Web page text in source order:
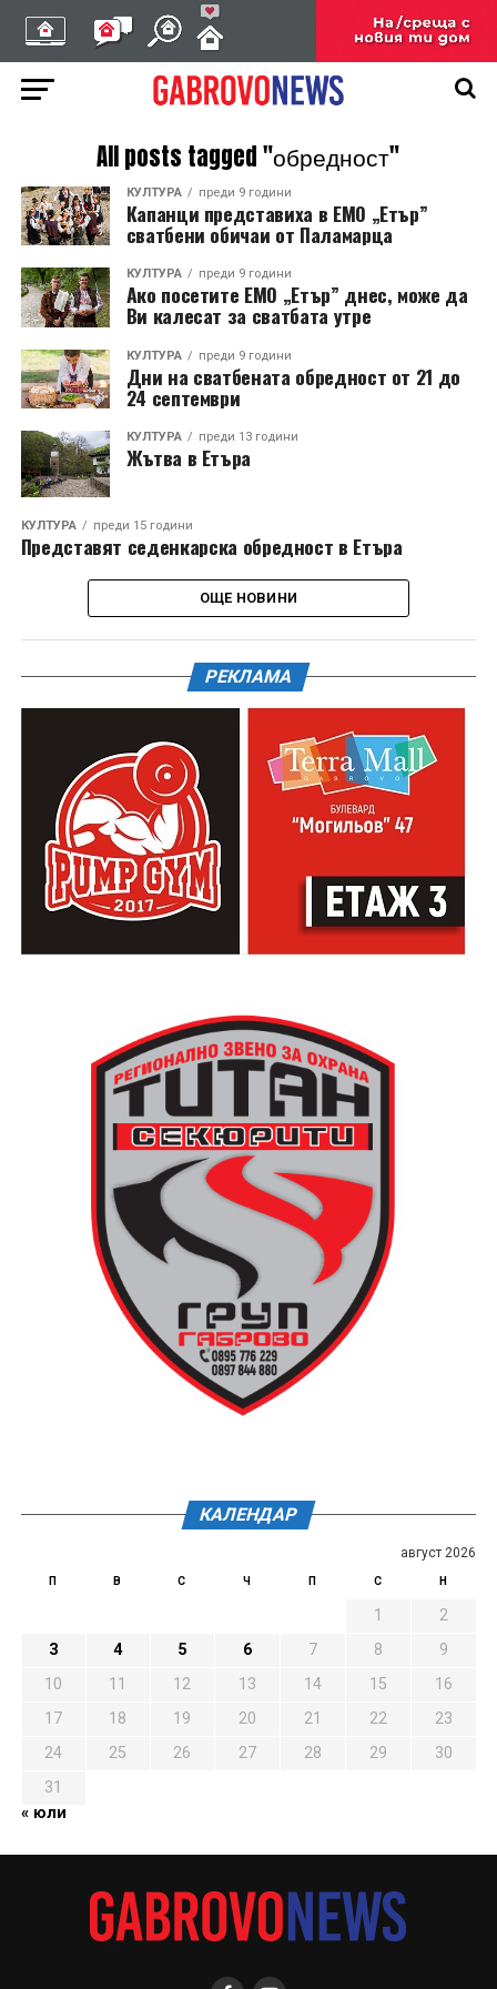
All posts tagged "обредност"
КУЛТУРА преди 9 години
Капанци представиха в ЕМО „Етър”
сватбени обичаи от Паламарца
КУЛТУРА преди 9 години
Ако посетите ЕМО „Етър” днес, може да
Ви калесат за сватбата утре
КУЛТУРА преди 9 години
Дни на сватбената обредност от 21 до
24 септември
КУЛТУРА преди 13 години
Жътва в Етъра
КУЛТУРА преди 15 години
Представят седенкарска обредност в Етъра
ОЩЕ НОВИНИ
РЕКЛАМА
КАЛЕНДАР
август 2026
П В С Ч П С Н
1
2
3
4 5 6 7 8
9
10
11 12 13 14 15
16
17
18 19 20 21 22
23
24
25 26 27 28 29
30
31
« юли